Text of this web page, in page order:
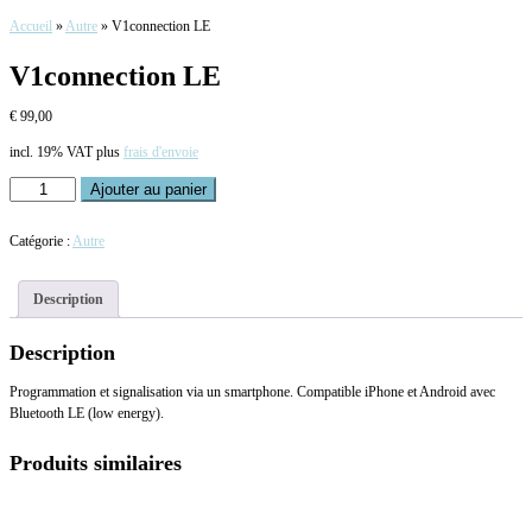
Accueil »Autre » V1connection LE
V1connection LE
€ 99,00
incl. 19% VAT plus frais d'envoie
quantité
LE
Ajouter au panier
Catégorie :Autre
Description
Description
Programmation et signalisation via un smartphone. Compatible iPhone et Android avec
Bluetooth LE (low energy).
Produits similaires